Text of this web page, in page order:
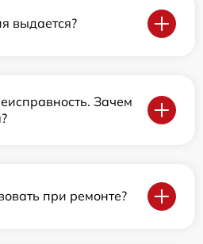
выдается?
Зачем
при ремонте?